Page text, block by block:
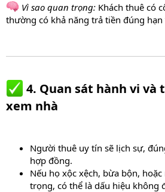
Vì sao quan trọng: Khách thuê có
thường có khả năng trả tiền đúng hạn
4. Quan sát hành vi và
xem nhà​
Người thuê uy tín sẽ lịch sự,
hợp đồng.
Nếu họ xộc xệch, bừa bộn,
trọng, có thể là dấu hiệu không